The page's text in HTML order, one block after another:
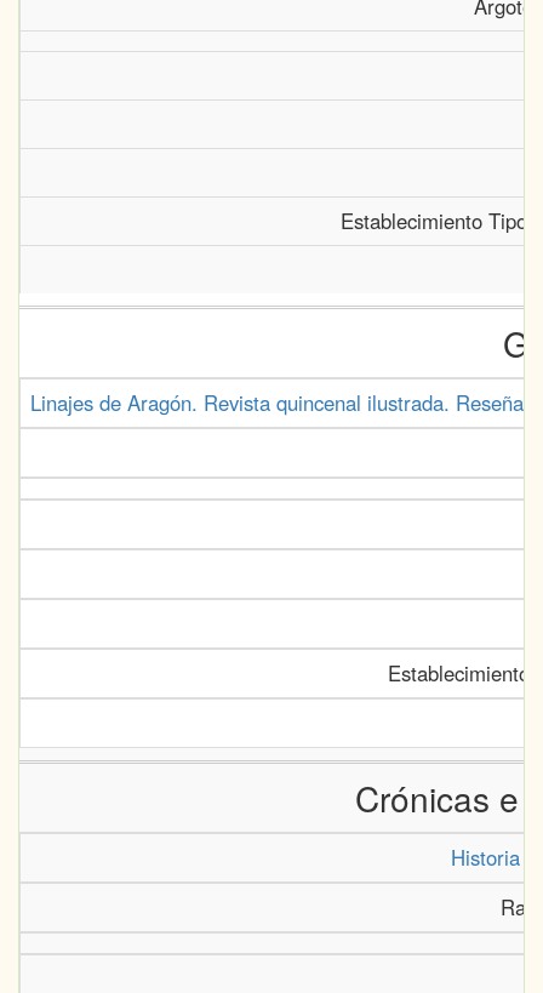
Argote
Establecimiento
Linajes de Aragón. Revista quincenal ilustrada. Reseña
Establecimiento
Crónicas e
Historia